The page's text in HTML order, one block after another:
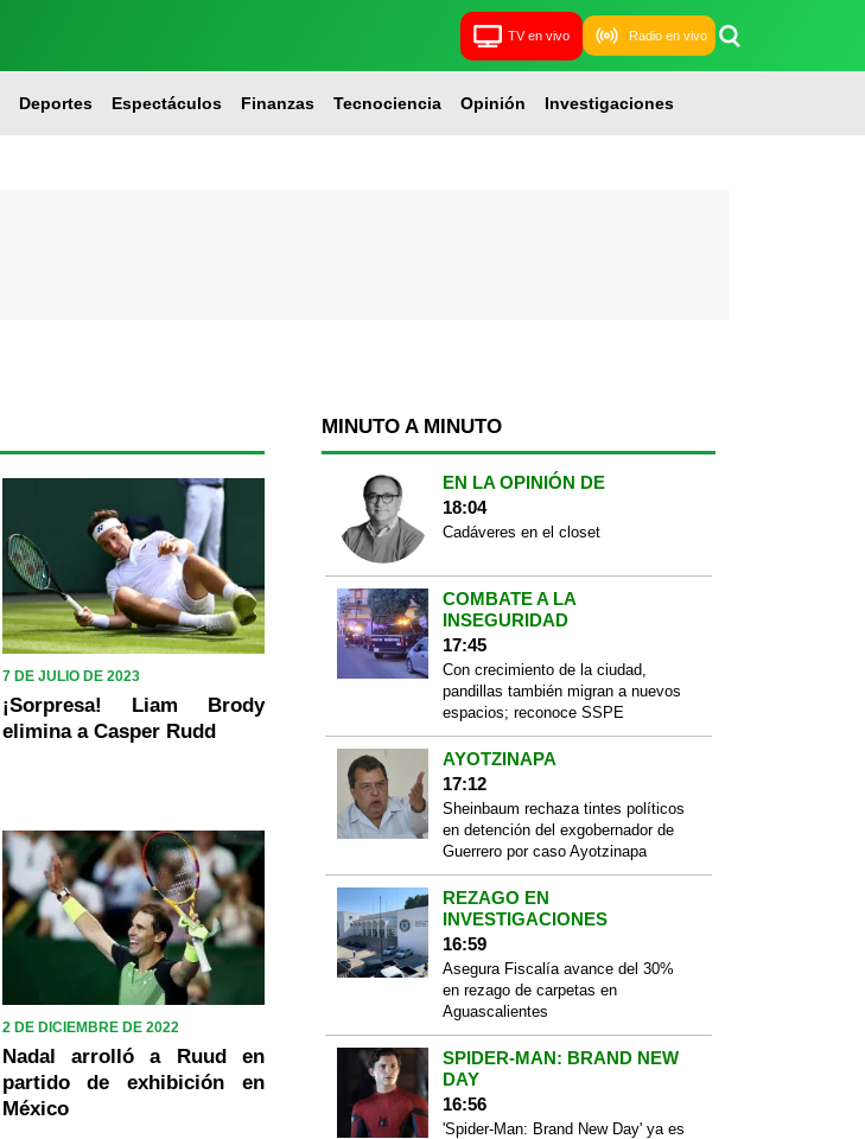
TV en vivo Radio en vivo
Deportes Espectáculos Finanzas Tecnociencia Opinión Investigaciones
7 DE JULIO DE 2023
¡Sorpresa! Liam Brody
elimina a Casper Rudd
2 DE DICIEMBRE DE 2022
Nadal arrolló a Ruud en
partido de exhibición en
México
MINUTO A MINUTO
EN LA OPINIÓN DE
18:04
Cadáveres en el closet
COMBATE A LA
INSEGURIDAD
17:45
Con crecimiento de la ciudad,
pandillas también migran a nuevos
espacios; reconoce SSPE
AYOTZINAPA
17:12
Sheinbaum rechaza tintes políticos
en detención del exgobernador de
Guerrero por caso Ayotzinapa
REZAGO EN
INVESTIGACIONES
16:59
Asegura Fiscalía avance del 30%
en rezago de carpetas en
Aguascalientes
SPIDER-MAN: BRAND NEW
DAY
16:56
'Spider-Man: Brand New Day' ya es